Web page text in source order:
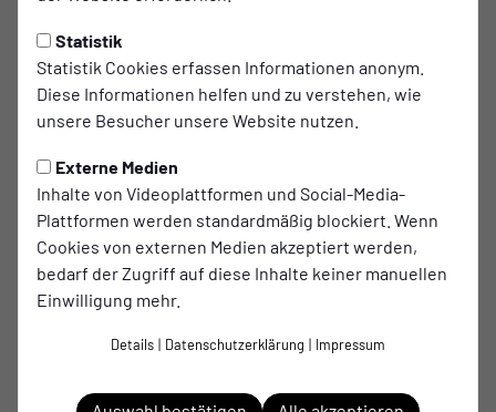
Statistik
Statistik Cookies erfassen Informationen anonym.
Diese Informationen helfen und zu verstehen, wie
unsere Besucher unsere Website nutzen.
Externe Medien
Inhalte von Videoplattformen und Social-Media-
Plattformen werden standardmäßig blockiert. Wenn
Cookies von externen Medien akzeptiert werden,
bedarf der Zugriff auf diese Inhalte keiner manuellen
Einwilligung mehr.
Details | Datenschutzerklärung | Impressum
A-Jugend ever!
Wir haben heute die Information erhalten, dass der STV
darüber enttäuscht, denn für unsere Jungs war dieses
Spiel der sportliche Höhepunkt einer außergewöhnlichen
Saison.
Trotzdem lassen wir uns diesen besonderen Tag nicht
nehmen !
👉 Unsere Meisterfeier findet selbstverständlich trotzdem